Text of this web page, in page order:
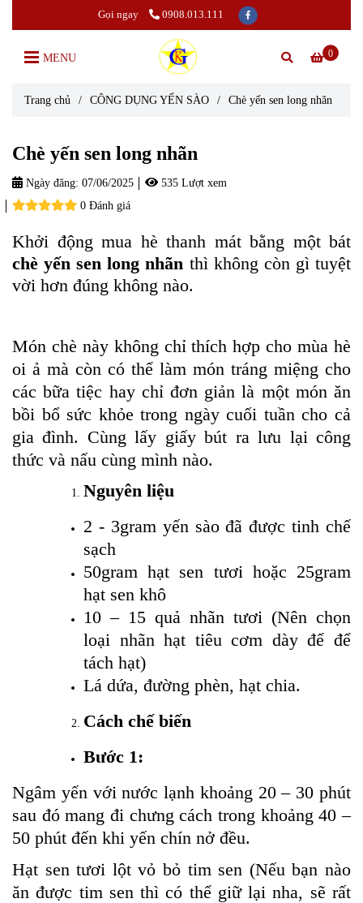
Gọi ngay 0908.013.111
0
MENU
Trang chủ / CÔNG DỤNG YẾN SÀO / Chè yến sen long nhãn
Chè yến sen long nhãn
Ngày đăng: 07/06/2025
535 Lượt xem
0 Đánh giá
Khởi động mua hè thanh mát bằng một bát
chè yến sen long nhãn thì không còn gì tuyệt
vời hơn đúng không nào.
Món chè này không chỉ thích hợp cho mùa hè
oi ả mà còn có thể làm món tráng miệng cho
các bữa tiệc hay chỉ đơn giản là một món ăn
bồi bổ sức khỏe trong ngày cuối tuần cho cả
gia đình. Cùng lấy giấy bút ra lưu lại công
thức và nấu cùng mình nào.
Nguyên liệu
2 - 3gram yến sào đã được tinh chế
sạch
50gram hạt sen tươi hoặc 25gram
hạt sen khô
10 – 15 quả nhãn tươi (Nên chọn
loại nhãn hạt tiêu cơm dày để để
tách hạt)
Lá dứa, đường phèn, hạt chia.
Cách chế biến
Bước 1:
Ngâm yến với nước lạnh khoảng 20 – 30 phút
sau đó mang đi chưng cách trong khoảng 40 –
50 phút đến khi yến chín nở đều.
Hạt sen tươi lột vỏ bỏ tim sen (Nếu bạn nào
ăn được tim sen thì có thể giữ lại nha, sẽ rất